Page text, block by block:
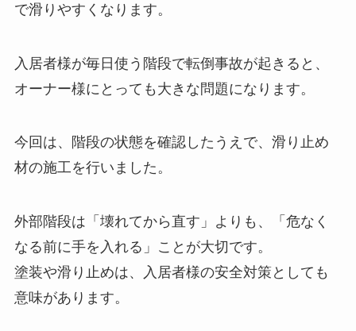
で滑りやすくなります。
入居者様が毎日使う階段で転倒事故が起きると、
オーナー様にとっても大きな問題になります。
今回は、階段の状態を確認したうえで、滑り止め
材の施工を行いました。
外部階段は「壊れてから直す」よりも、「危なく
なる前に手を入れる」ことが大切です。
塗装や滑り止めは、入居者様の安全対策としても
意味があります。